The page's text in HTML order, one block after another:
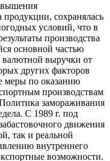
продукции, сохранялась
условий, что в
производства
основной частью
выручки от
других факторов
меры по оказанию
производствам
замораживания
С 1989 г. под
движения
так и реальной
внутреннего
возможности.